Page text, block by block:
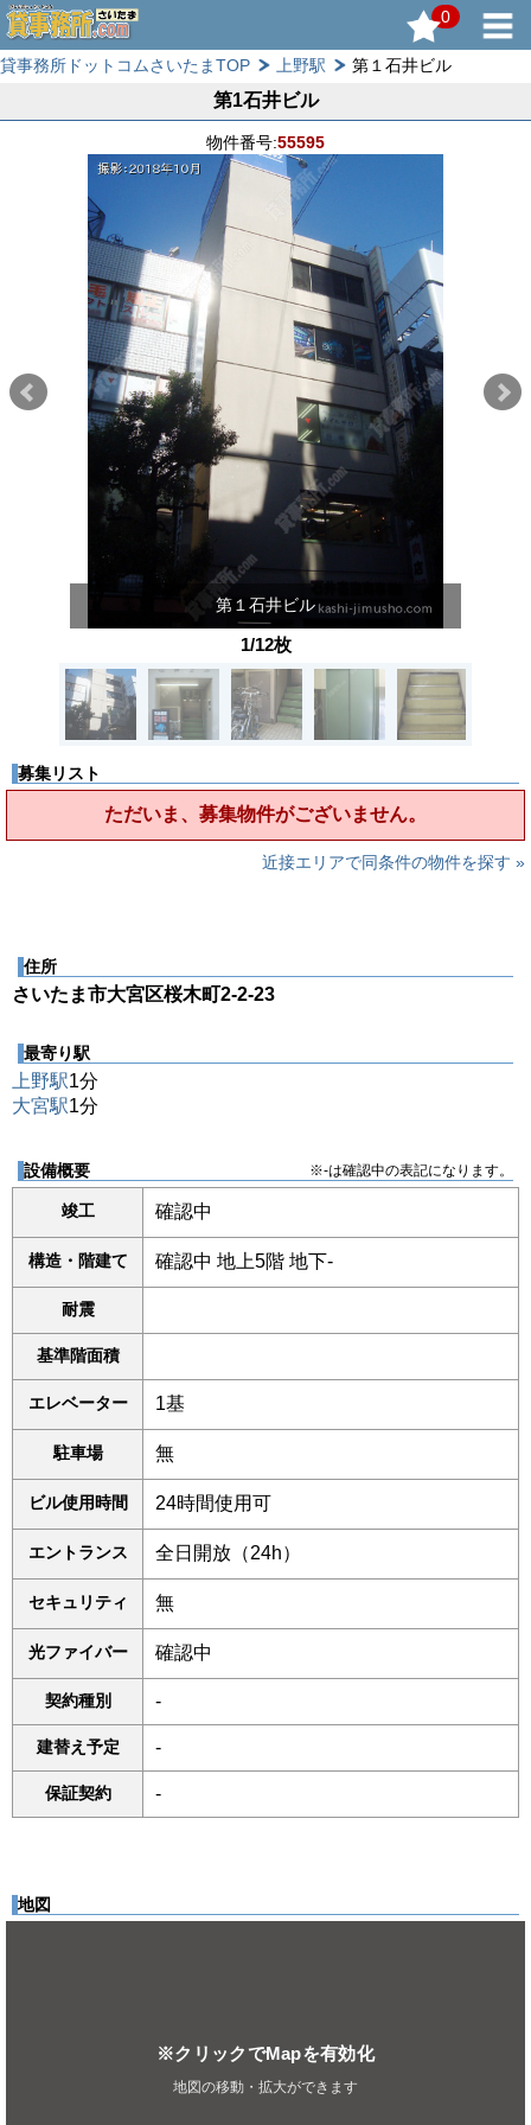
0
貸事務所ドットコムさいたまTOP 上野駅 第１石井ビル
第1石井ビル
物件番号:55595
第１石井ビル
1/12枚
募集リスト
ただいま、募集物件がございません。
近接エリアで同条件の物件を探す »
住所
さいたま市大宮区桜木町2-2-23
最寄り駅
上野駅1分
大宮駅1分
設備概要 ※-は確認中の表記になります。
竣工 確認中
構造・階建て 確認中 地上5階 地下-
耐震
基準階面積
エレベーター 1基
駐車場 無
ビル使用時間 24時間使用可
エントランス 全日開放（24h）
セキュリティ 無
光ファイバー 確認中
契約種別 -
建替え予定 -
保証契約 -
地図
※クリックでMapを有効化
地図の移動・拡大ができます